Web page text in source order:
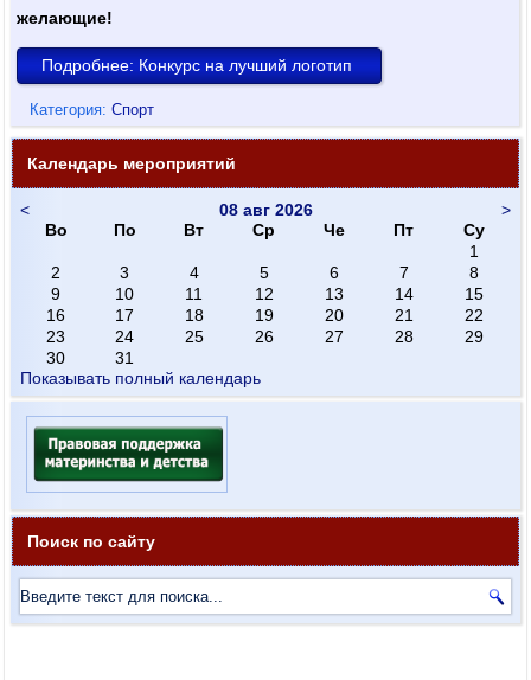
желающие!
Подробнее: Конкурс на лучший логотип
Категория:Спорт
Календарь мероприятий
< >
08 авг 2026
Во
По Вт Ср Че Пт
Су
1
2
3 4 5 6 7
8
9
10 11 12 13 14
15
16
17 18 19 20 21
22
23
24 25 26 27 28
29
30
31
Показывать полный календарь
Поиск по сайту